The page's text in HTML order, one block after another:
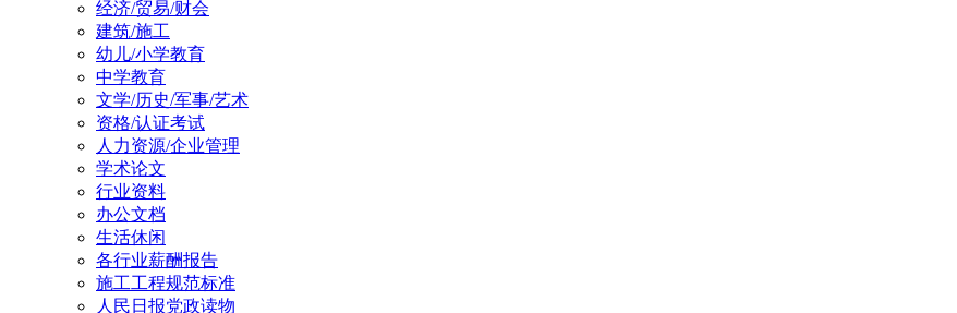
经济/贸易/财会
建筑/施工
幼儿/小学教育
中学教育
文学/历史/军事/艺术
资格/认证考试
人力资源/企业管理
学术论文
行业资料
办公文档
生活休闲
各行业薪酬报告
施工工程规范标准
人民日报党政读物